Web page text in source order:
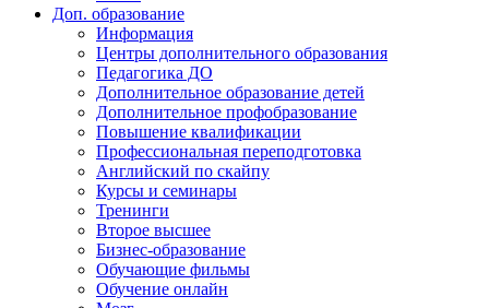
Доп. образование
Информация
Центры дополнительного образования
Педагогика ДО
Дополнительное образование детей
Дополнительное профобразование
Повышение квалификации
Профессиональная переподготовка
Английский по скайпу
Курсы и семинары
Тренинги
Второе высшее
Бизнес-образование
Обучающие фильмы
Обучение онлайн